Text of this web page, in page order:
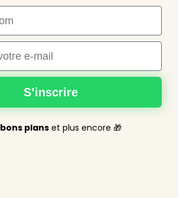
S’inscrire
bons planset plus encore 🎁